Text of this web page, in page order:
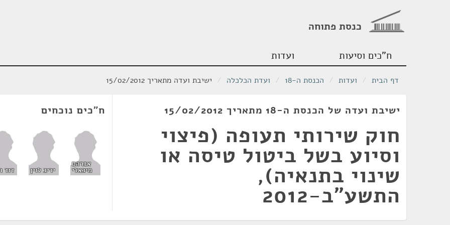
כנסת פתוחה
ח"כים וסיעות ועדות
דף הבית / ועדות / הכנסת ה-18 / ועדת הכלכלה / ישיבת ועדה מתאריך 15/02/2012
ישיבת ועדה של הכנסת ה-18 מתאריך 15/02/2012
חוק שירותי תעופה (פיצוי
וסיוע בשל ביטול טיסה או
שינוי בתנאיה),
התשע"ב-2012
ח"כים נוכחים
אברהם
מיכאלי יריב לוין דוד